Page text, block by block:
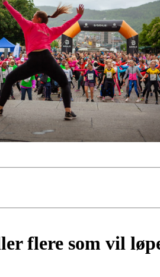
flere som vil